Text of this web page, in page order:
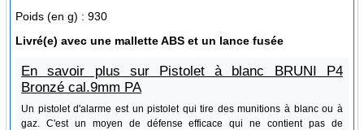
Poids (en g) : 930
Livré(e) avec une mallette ABS et un lance fusée
En savoir plus sur Pistolet à blanc BRUNI P4
Bronzé cal.9mm PA
Un pistolet d'alarme est un pistolet qui tire des munitions à blanc ou à
gaz. C'est un moyen de défense efficace qui ne contient pas de